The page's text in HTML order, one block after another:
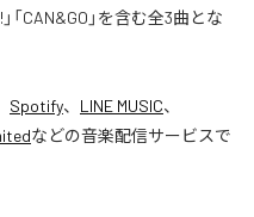
「CAN&GO」を含む全3曲とな
Spotify、 LINE MUSIC、
などの音楽配信サービスで